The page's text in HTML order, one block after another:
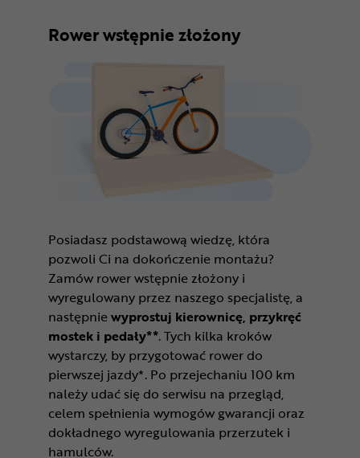
Rower wstępnie złożony
Posiadasz podstawową wiedzę, która
pozwoli Ci na dokończenie montażu?
Zamów rower wstępnie złożony i
wyregulowany przez naszego specjalistę, a
następniewyprostuj kierownicę, przykręć
mostek i pedały**. Tych kilka kroków
wystarczy, by przygotować rower do
pierwszej jazdy*. Po przejechaniu 100 km
należy udać się do serwisu na przegląd,
celem spełnienia wymogów gwarancji oraz
dokładnego wyregulowania przerzutek i
hamulców.